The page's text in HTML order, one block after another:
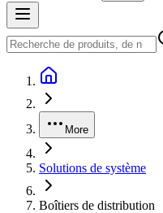
More
Solutions de système
Boîtiers de distribution